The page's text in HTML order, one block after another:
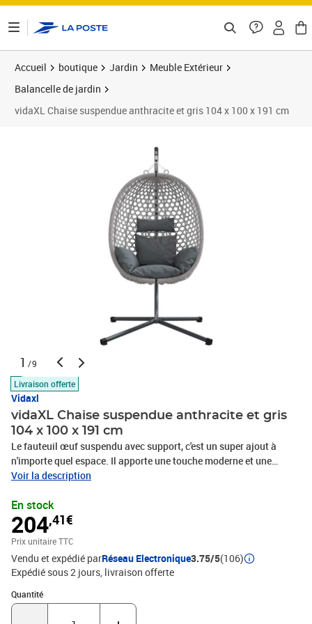
Accueil boutique Jardin
Meuble Extérieur
Balancelle de jardin
vidaXL Chaise suspendue anthracite et gris 104 x 100 x 191 cm
1 /9
Livraison offerte
Vidaxl
vidaXL Chaise suspendue anthracite et gris
104 x 100 x 191 cm
Le fauteuil œuf suspendu avec support, c'est un super ajout à
n'importe quel espace. Il apporte une touche moderne et une
fonctionnalité géniale. Sa forme d'œuf unique t'invite à te caler
ensoleillée. Avec son design simple et épuré en poly rattan, il est
parfait pour des après-midis tranquilles avec un bon livre ou des
discussions animées entre amis. Cette chaise transforme
n'importe quel endroit en un petit paradis de détente. Poly Rattan
de Qualité Supérieure : Cette chaise est faite en poly rattan réputé
pour sa durabilité et son look stylé. Elle a une ambiance moderne
tout en étant résistante aux intempéries, donc elle reste belle
même après un temps pourri. Une option de sièges fiable, peu
Voir la description
En stock
204,41€
Prix unitaire TTC
Vendu et expédié parRéseau Electronique3.75/5(106)
Expédié sous 2 jours livraison offerte
Quantité
Quantité : 1